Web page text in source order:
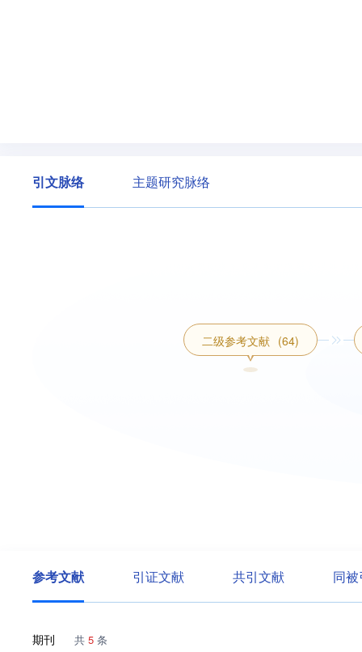
引文脉络 主题研究脉络
二级参考文献 (64)
参考文献 引证文献 共引文献 同
期刊 共 5 条